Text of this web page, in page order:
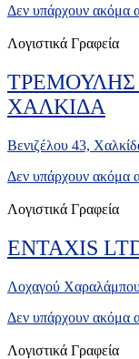
Δεν υπάρχουν ακόμα
Λογιστικά Γραφεία
ΧΑΛΚΙΔΑ
Βενιζέλου 43,
Δεν υπάρχουν ακόμα
Λογιστικά Γραφεία
ENTAXIS
Λοχαγού
Δεν υπάρχουν ακόμα
Λογιστικά Γραφεία